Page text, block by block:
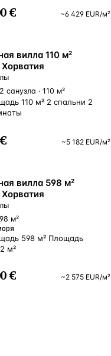
€ ~6 429 EUR/м²
вилла 110 м²
2 санузла · 110 м²
110 м² 2 спальни 2
~5 182 EUR/м²
вилла 598 м²
м²
598 м² Площадь
м²
€ ~2 575 EUR/м²